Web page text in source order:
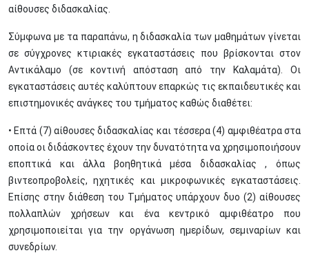
αίθουσες διδασκαλίας.
Σύμφωνα με τα παραπάνω, η διδασκαλία των μαθημάτων γίνεται
σε σύγχρονες κτιριακές εγκαταστάσεις που βρίσκονται στον
Αντικάλαμο (σε κοντινή απόσταση από την Καλαμάτα). Οι
εγκαταστάσεις αυτές καλύπτουν επαρκώς τις εκπαιδευτικές και
επιστημονικές ανάγκες του τμήματος καθώς διαθέτει:
• Επτά (7) αίθουσες διδασκαλίας και τέσσερα (4) αμφιθέατρα στα
οποία οι διδάσκοντες έχουν την δυνατότητα να χρησιμοποιήσουν
εποπτικά και άλλα βοηθητικά μέσα διδασκαλίας , όπως
βιντεοπροβολείς, ηχητικές και μικροφωνικές εγκαταστάσεις.
Επίσης στην διάθεση του Τμήματος υπάρχουν δυο (2) αίθουσες
πολλαπλών χρήσεων και ένα κεντρικό αμφιθέατρο που
χρησιμοποιείται για την οργάνωση ημερίδων, σεμιναρίων και
συνεδρίων.